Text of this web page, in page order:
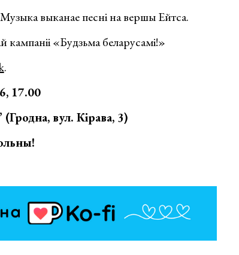
выканае песні на вершы Ейтса.
«Будзьма беларусамі!»
.
17.00
вул. Кірава, 3)